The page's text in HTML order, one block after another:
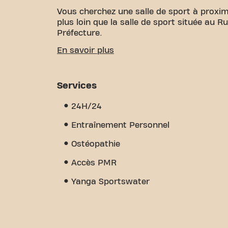
Vous cherchez une salle de sport à
plus loin que la salle de sport située au
Préfecture.
Nous savons à quel point il est
grande variété d'équipements, de
communauté que nous avons créé - un
Fit Cergy Rue des Chênes Pourpres est
En savoir plus
Services
24H/24
Entraînement Personnel
Ostéopathie
Accès PMR
Yanga Sportswater